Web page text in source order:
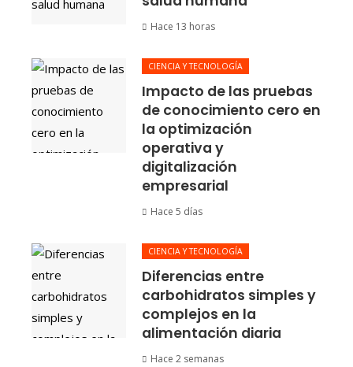
Hace 13 horas
CIENCIA Y TECNOLOGÍA
Impacto de las pruebas
de conocimiento cero en
la optimización
operativa y
digitalización
empresarial
Hace 5 días
CIENCIA Y TECNOLOGÍA
Diferencias entre
carbohidratos simples y
complejos en la
alimentación diaria
Hace 2 semanas